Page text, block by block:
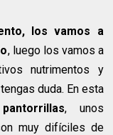
los vamos a
, luego los vamos a
nutrimentos y
duda. En esta
, unos
muy difíciles de